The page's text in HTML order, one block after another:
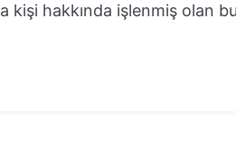
kişi hakkında işlenmiş olan